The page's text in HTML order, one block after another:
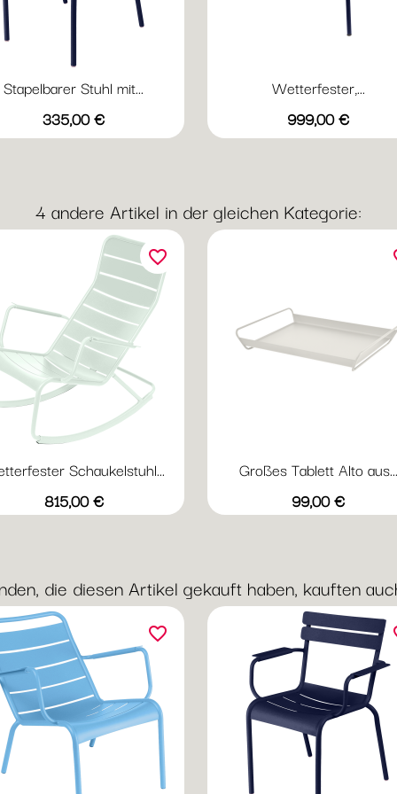
Stapelbarer Stuhl mit...
Preis
335,00 €
Vorschau
AbyssblauAcapulcoblau
Anthrazit
Chili Gewittergrau
Wetterfester,...
Preis
999,00 €
Vorschau
AbyssblauAcapulcoblau
Anthrazit
Chili
4 andere Artikel in der gleichen Kategorie:
Schaukelstuhl...
Preis
815,00 €
Vorschau
AbyssblauAcapulcoblau
Anthrazit
Chili Gewittergrau
favorite_border
Großes Tablett Alto aus...
Preis
99,00 €
Vorschau
Acapulcoblau
Anthrazit
KaktusLehmgrau
die diesen Artikel gekauft haben, kauften
favorite_border